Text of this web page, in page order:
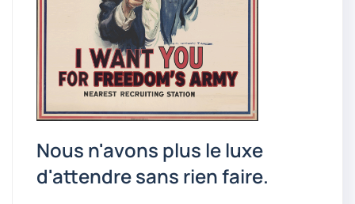
Nous n'avons plus le luxe
d'attendre sans rien faire.